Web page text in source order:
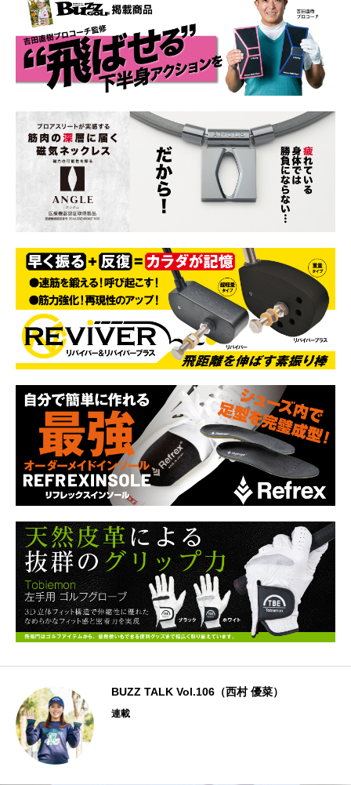
BUZZ TALK Vol.106（西村 優菜）
連載